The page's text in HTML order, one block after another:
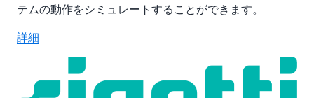
テムの動作をシミュレートすることができます。
詳細